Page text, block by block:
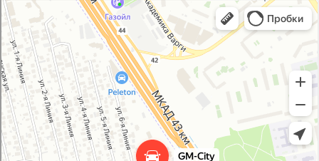
GM-City&VAG-Repair
Автосервис, автотехцентр в Москве
Магазин автозапчастей и автотоваров в Москве